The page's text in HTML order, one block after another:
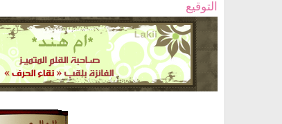
التوقيع